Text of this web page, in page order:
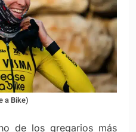
a Bike)
de los gregarios más